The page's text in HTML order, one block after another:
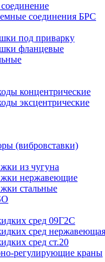
соединения БРС
под приварку
фланцевые
концентрические
эксцентрические
(вибровставки)
из чугуна
нержавеющие
стальные
сред 09Г2С
сред нержавеющая
сред ст.20
регулирующие краны